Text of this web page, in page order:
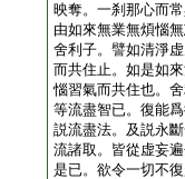
映奪。一刹那心而
由如來無業無煩惱
舍利子。譬如清淨
而共住止。如是如
惱習氣而共住也。
等流盡智已。復能
説流盡法。及説永
流諸取。皆從虚妄
是已。欲令一切不